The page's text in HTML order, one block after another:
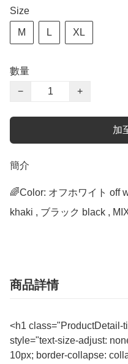
Size
M L XL
數量
−
+
加
簡介
🌈Color: オフホワイト off
khaki , ブラック black ,
商品詳情
<h1 class="ProductDetail-
style="text-size-adjust:
10px; border-collapse: